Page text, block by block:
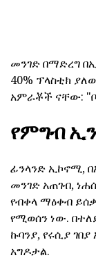
መንገድ በማድረግ
40% ፕላስቲክ
አምራቾች ናቸው:
የምግብ
ፊንላንድ ኢኮኖሚ,
መንገድ አጠገብ,
የብቀላ ማዕቀብ
የሚወሰን ነው.
ኩባንያ, የሩሲያ
አግዶታል.